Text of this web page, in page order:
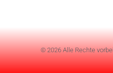
© 2026 Alle Rechte